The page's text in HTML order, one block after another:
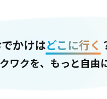
でかけはどこに行く
ワクを、もっと自由